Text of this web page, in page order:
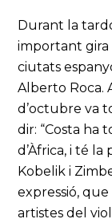
Durant la
important gira
ciutats
Alberto Roca.
d’octubre va
dir: “Costa ha
d’Àfrica, i té
Kobelik i
expressió,
artistes del